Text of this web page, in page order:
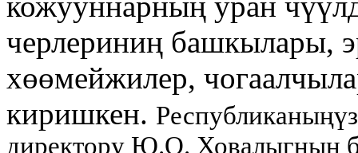
черлериниң башкылары,
хөөмейжилер,
киришкен.
директору Ю.О. Ховалыгның